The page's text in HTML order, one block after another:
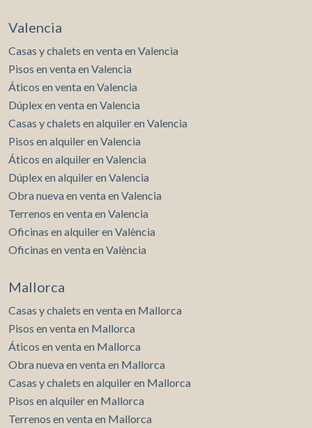
Valencia
Casas y chalets en venta en Valencia
Pisos en venta en Valencia
Áticos en venta en Valencia
Dúplex en venta en Valencia
Casas y chalets en alquiler en Valencia
Pisos en alquiler en Valencia
Áticos en alquiler en Valencia
Dúplex en alquiler en Valencia
Obra nueva en venta en Valencia
Terrenos en venta en Valencia
Oficinas en alquiler en València
Oficinas en venta en València
Mallorca
Casas y chalets en venta en Mallorca
Pisos en venta en Mallorca
Áticos en venta en Mallorca
Obra nueva en venta en Mallorca
Casas y chalets en alquiler en Mallorca
Pisos en alquiler en Mallorca
Terrenos en venta en Mallorca